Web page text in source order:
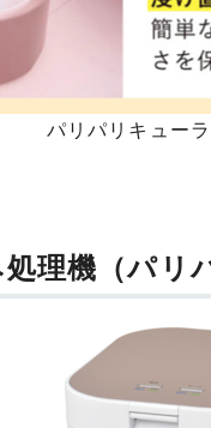
パリパリキュー
理機（パリ